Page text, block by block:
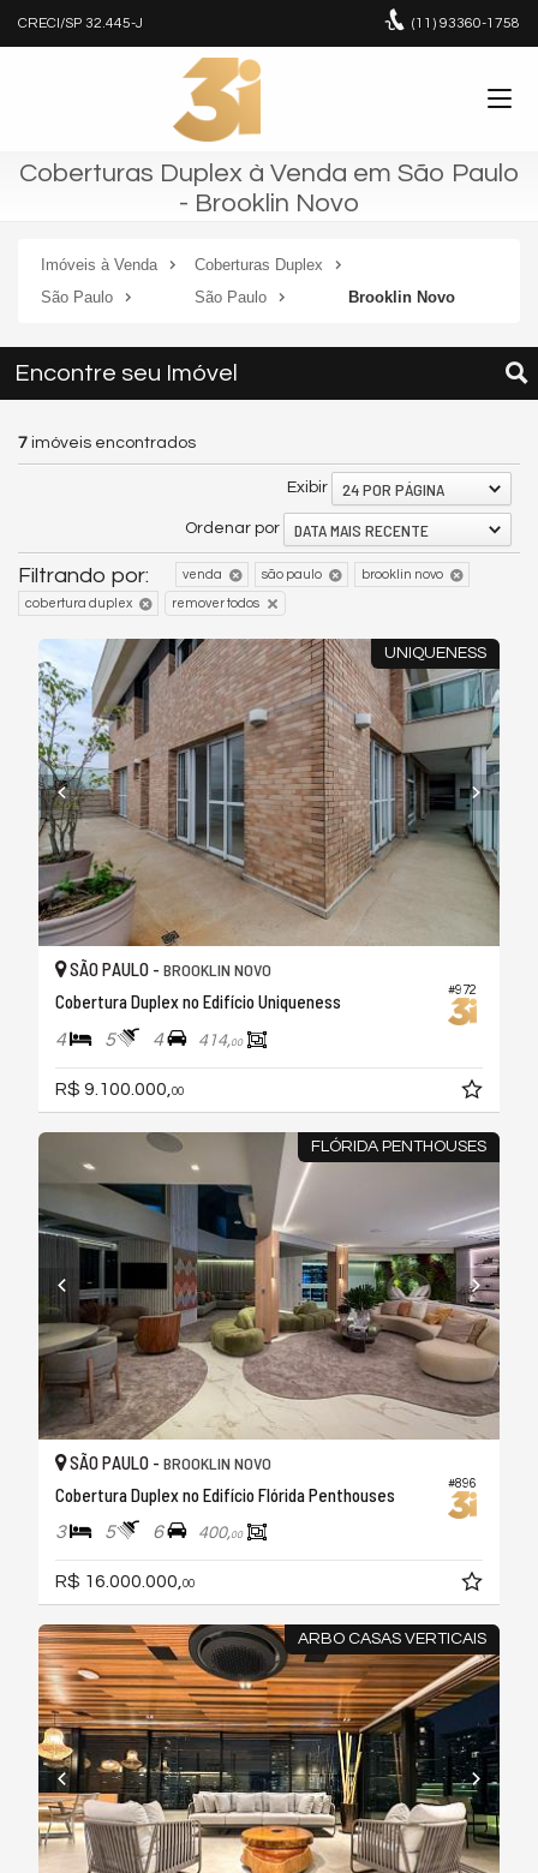
CRECI/SP 32.445-J (11) 93360-1758
Coberturas Duplex à Venda em São Paulo
- Brooklin Novo
Imóveis à Venda
Coberturas Duplex
São Paulo
São Paulo Brooklin Novo
Encontre seu Imóvel
7 imóveis encontrados
Exibir 24 POR PÁGINA
Ordenar por DATA MAIS RECENTE
Filtrando por: venda são paulo brooklin novo
cobertura duplex remover todos
UNIQUENESS
#972
SÃO PAULO - BROOKLIN NOVO
Cobertura Duplex no Edifício Uniqueness
4 5 4 414,00
R$ 9.100.000, 00
FLÓRIDA PENTHOUSES
#896
SÃO PAULO - BROOKLIN NOVO
Cobertura Duplex no Edifício Flórida Penthouses
3 5 6 400,00
R$ 16.000.000,00
ARBO CASAS VERTICAIS